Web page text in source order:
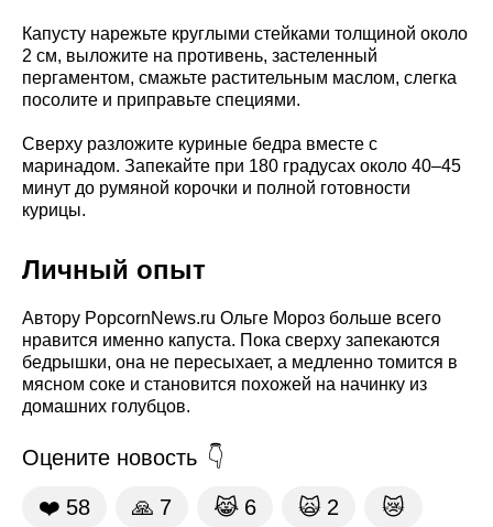
Капусту нарежьте круглыми стейками толщиной около
2 см, выложите на противень, застеленный
пергаментом, смажьте растительным маслом, слегка
посолите и приправьте специями.
Сверху разложите куриные бедра вместе с
маринадом. Запекайте при 180 градусах около 40–45
минут до румяной корочки и полной готовности
курицы.
Личный опыт
Автору PopcornNews.ru Ольге Мороз больше всего
нравится именно капуста. Пока сверху запекаются
бедрышки, она не пересыхает, а медленно томится в
мясном соке и становится похожей на начинку из
домашних голубцов.
Оцените новость
❤️ 58 🙏 7 😹 6 🙀 2 😿